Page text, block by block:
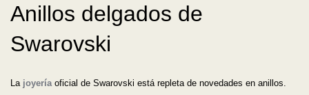
Anillos delgados de
Swarovski
La joyería oficial de Swarovski está repleta de novedades en anillos.